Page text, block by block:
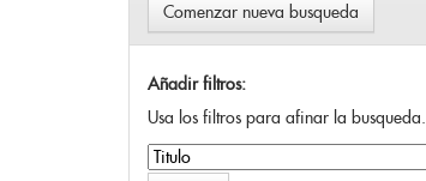
Comenzar nueva busqueda
Añadir filtros:
Usa los filtros para afinar la busqueda.